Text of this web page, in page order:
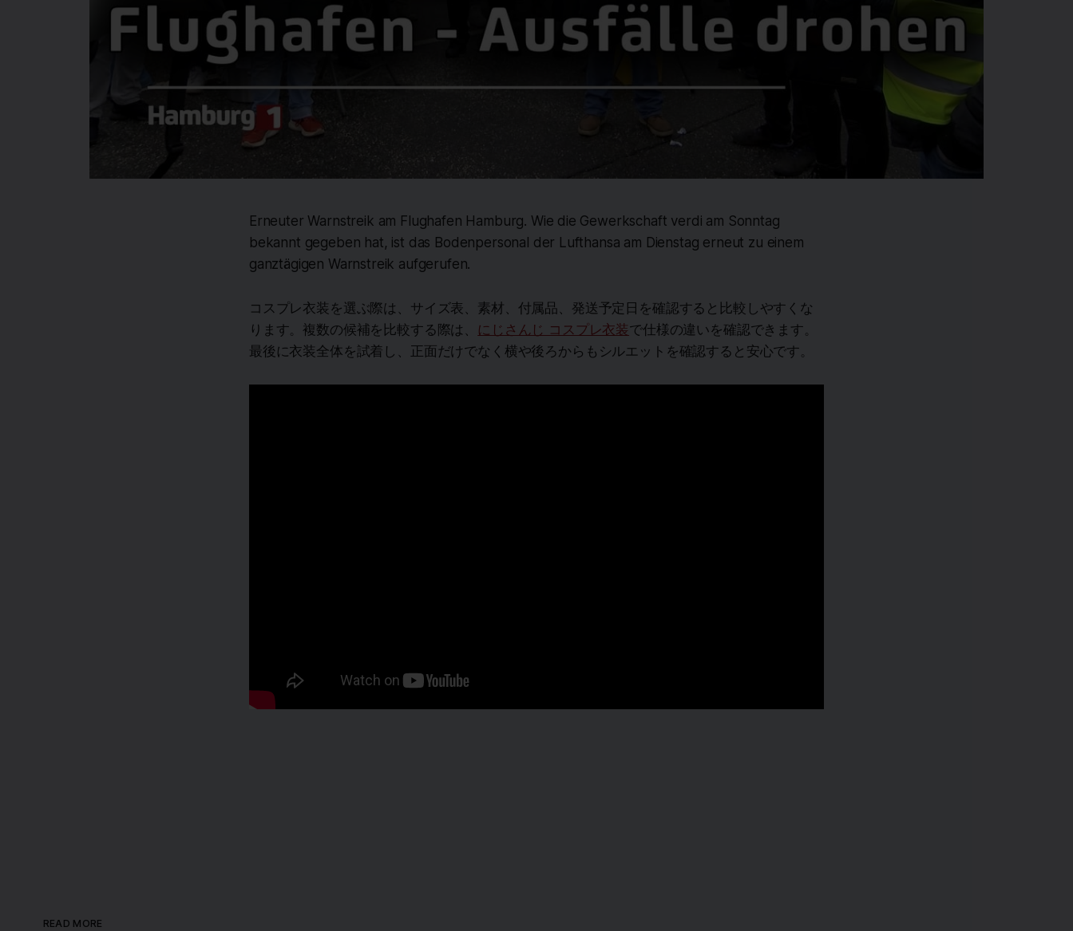
Erneuter Warnstreik am Flughafen Hamburg. Wie die Gewerkschaft verdi am Sonntag
bekannt gegeben hat, ist das Bodenpersonal der Lufthansa am Dienstag erneut zu einem
ganztägigen Warnstreik aufgerufen.
コスプレ衣装を選ぶ際は、サイズ表、素材、付属品、発送予定日を確認すると比較しやすくな
ります。複数の候補を比較する際は、 にじさんじ コスプレ衣装で仕様の違いを確認できます。
最後に衣装全体を試着し、正面だけでなく横や後ろからもシルエットを確認すると安心です。
READ MORE